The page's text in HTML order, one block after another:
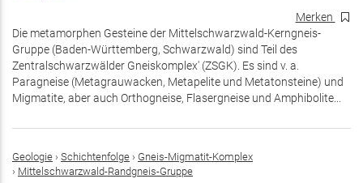
Merken
Die metamorphen Gesteine der Mittelschwarzwald-Kerngneis-
Gruppe (Baden-Württemberg, Schwarzwald) sind Teil des
Zentralschwarzwälder Gneiskomplex' (ZSGK). Es sind v. a.
Paragneise (Metagrauwacken, Metapelite und Metatonsteine) und
Migmatite, aber auch Orthogneise, Flasergneise und Amphibolite...
Geologie › Schichtenfolge › Gneis-Migmatit-Komplex
› Mittelschwarzwald-Randgneis-Gruppe